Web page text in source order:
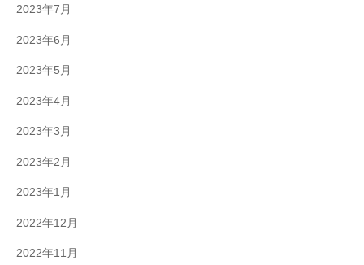
2023年7月
2023年6月
2023年5月
2023年4月
2023年3月
2023年2月
2023年1月
2022年12月
2022年11月